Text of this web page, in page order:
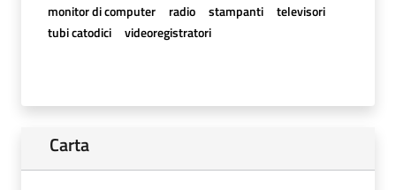
monitor di computer
radio stampanti
televisori
tubi catodici
videoregistratori
Carta